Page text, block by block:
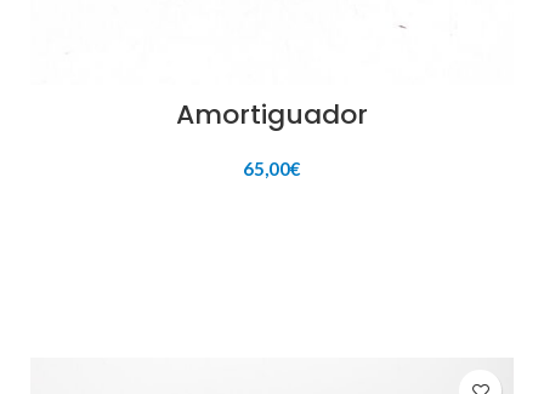
Amortiguador
65,00€